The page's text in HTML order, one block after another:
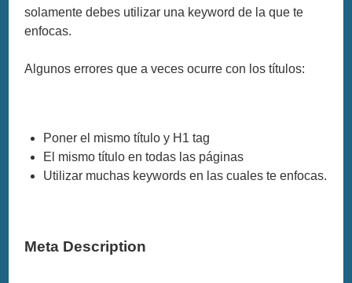
solamente debes utilizar una keyword de la que te
enfocas.
Algunos errores que a veces ocurre con los títulos:
Poner el mismo título y H1 tag
El mismo título en todas las páginas
Utilizar muchas keywords en las cuales te enfocas.
Meta Description